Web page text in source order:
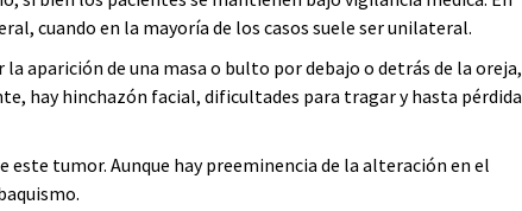
cuando en la mayoría de los casos suele ser unilateral.
aparición de una masa o bulto por debajo o detrás de la oreja,
hay hinchazón facial, dificultades para tragar y hasta pérdida
este tumor. Aunque hay preeminencia de la alteración en el